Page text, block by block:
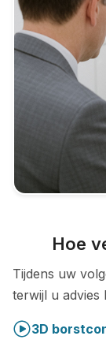
Hoe
Tijdens uw
terwijl u advies
3D